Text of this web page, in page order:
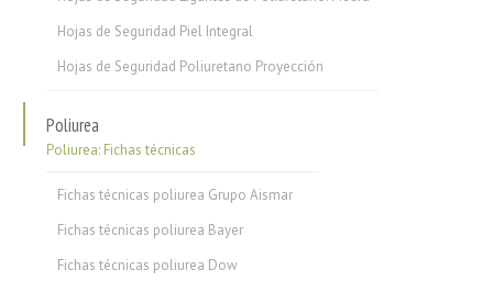
Hojas de Seguridad Piel Integral
Hojas de Seguridad Poliuretano Proyección
Poliurea
Poliurea: Fichas técnicas
Fichas técnicas poliurea Grupo Aismar
Fichas técnicas poliurea Bayer
Fichas técnicas poliurea Dow